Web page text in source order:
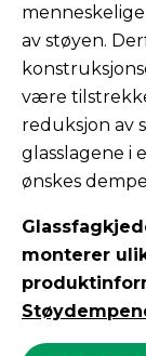
av støyen.
være
reduksjon av
glasslagene i
ønskes
monterer